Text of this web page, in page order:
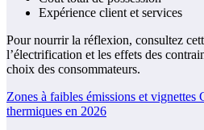
Expérience client et services
Pour nourrir la réflexion, consultez
l’électrification et les effets des
choix des consommateurs.
Zones à faibles émissions et
thermiques en 2026